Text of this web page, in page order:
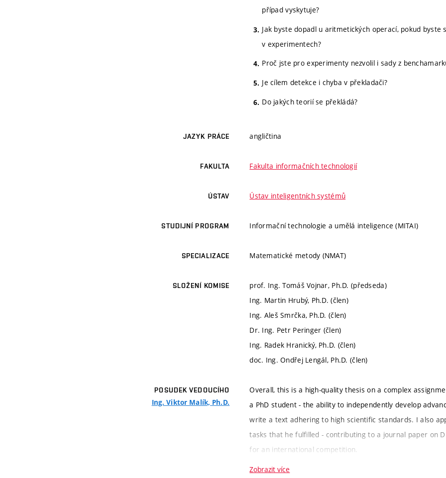
případ vyskytuje?
Jak byste dopadl u aritmetických operací, pokud
v experimentech?
Proč jste pro experimenty nezvolil i sady z
Je cílem detekce i chyba v překladači?
Do jakých teorií se překládá?
JAZYK PRÁCE angličtina
FAKULTA Fakulta informačních technologií
ÚSTAV Ústav inteligentních systémů
STUDIJNÍ PROGRAM Informační technologie a umělá inteligence (MITAI)
SPECIALIZACE Matematické metody (NMAT)
SLOŽENÍ KOMISE
prof. Ing. Tomáš Vojnar, Ph.D. (předseda)
Ing. Martin Hrubý, Ph.D. (člen)
Ing. Aleš Smrčka, Ph.D. (člen)
Dr. Ing. Petr Peringer (člen)
Ing. Radek Hranický, Ph.D. (člen)
doc. Ing. Ondřej Lengál, Ph.D. (člen)
POSUDEK VEDOUCÍHO
Ing. Viktor Malík, Ph.D.
Overall, this is a high-quality thesis on a complex
a PhD student - the ability to independently develop
write a text adhering to high scientific standards. I also
tasks that he fulfilled - contributing to a journal paper on
for an international competition.
Zobrazit více